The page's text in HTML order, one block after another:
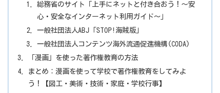
総務省のサイト「上手にネットと付き合おう！～安
心・安全なインターネット利用ガイド～」
一般社団法人ABJ「STOP!海賊版」
一般社団法人コンテンツ海外流通促進機構(CODA)
「漫画」を使った著作権教育の方法
まとめ：漫画を使って学校で著作権教育をしてみよ
う！【図工・美術・技術・家庭・学校行事】